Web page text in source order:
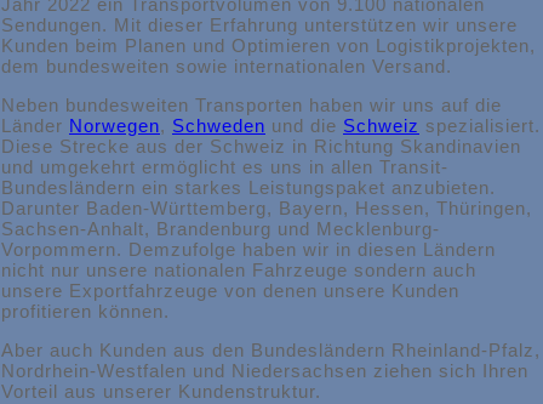
Jahr 2022 ein Transportvolumen von 9.100 nationalen
Sendungen. Mit dieser Erfahrung unterstützen wir unsere
Kunden beim Planen und Optimieren von Logistikprojekten,
dem bundesweiten sowie internationalen Versand.
Neben bundesweiten Transporten haben wir uns auf die
Länder Norwegen, Schweden und die Schweiz spezialisiert.
Diese Strecke aus der Schweiz in Richtung Skandinavien
und umgekehrt ermöglicht es uns in allen Transit-
Bundesländern ein starkes Leistungspaket anzubieten.
Darunter Baden-Württemberg, Bayern, Hessen, Thüringen,
Sachsen-Anhalt, Brandenburg und Mecklenburg-
Vorpommern. Demzufolge haben wir in diesen Ländern
nicht nur unsere nationalen Fahrzeuge sondern auch
unsere Exportfahrzeuge von denen unsere Kunden
profitieren können.
Aber auch Kunden aus den Bundesländern Rheinland-Pfalz,
Nordrhein-Westfalen und Niedersachsen ziehen sich Ihren
Vorteil aus unserer Kundenstruktur.